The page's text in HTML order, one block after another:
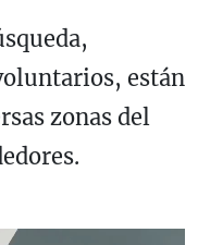
están
zonas del